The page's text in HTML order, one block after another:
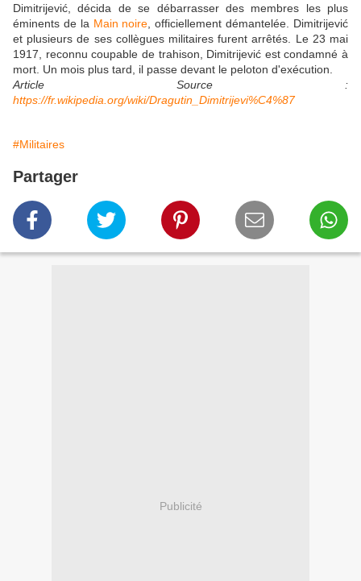
Dimitrijević, décida de se débarrasser des membres les plus
éminents de la Main noire , officiellement démantelée. Dimitrijević
et plusieurs de ses collègues militaires furent arrêtés. Le 23 mai
1917, reconnu coupable de trahison, Dimitrijević est condamné à
mort. Un mois plus tard, il passe devant le peloton d'exécution.
Article Source :
https://fr.wikipedia.org/wiki/Dragutin_Dimitrijevi%C4%87
#Militaires
Partager
Publicité